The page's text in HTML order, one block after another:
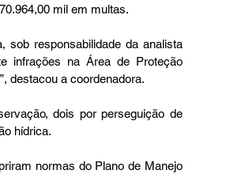
mil em multas.
sob responsabilidade da analista
infrações na Área de Proteção
destacou a coordenadora.
dois por perseguição de
hídrica.
normas do Plano de Manejo